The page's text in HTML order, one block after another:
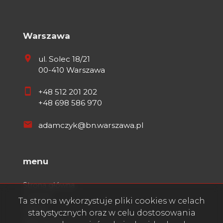
Warszawa
ul. Solec 18/21
00-410 Warszawa
+48 512 201 202
+48 698 586 970
adamczyk@bn.warszawa.pl
menu
Strona główna
O firmie
Oferty
Ta strona wykorzystuje pliki cookies w celach
statystycznych oraz w celu dostosowania